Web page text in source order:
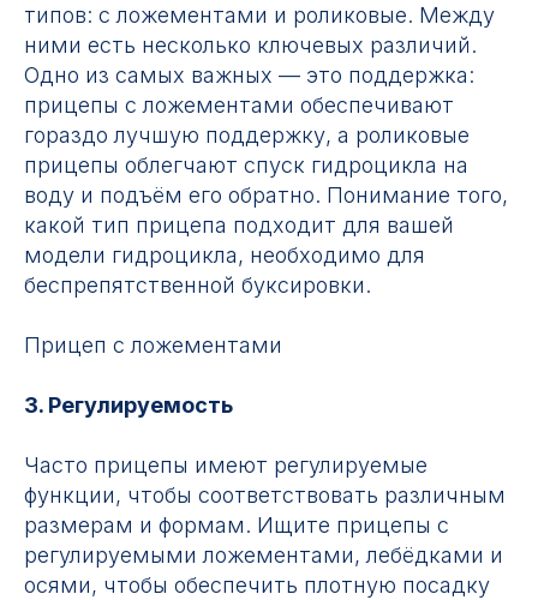
типов: с ложементами и роликовые. Между
ними есть несколько ключевых различий.
Одно из самых важных — это поддержка:
прицепы с ложементами обеспечивают
гораздо лучшую поддержку, а роликовые
прицепы облегчают спуск гидроцикла на
воду и подъём его обратно. Понимание того,
какой тип прицепа подходит для вашей
модели гидроцикла, необходимо для
беспрепятственной буксировки.
Прицеп с ложементами
3. Регулируемость
Часто прицепы имеют регулируемые
функции, чтобы соответствовать различным
размерам и формам. Ищите прицепы с
регулируемыми ложементами, лебёдками и
осями, чтобы обеспечить плотную посадку